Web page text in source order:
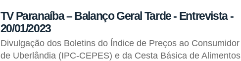
TV Paranaíba – Balanço Geral Tarde - Entrevista -
20/01/2023
Divulgação dos Boletins do Índice de Preços ao Consumidor
de Uberlândia (IPC-CEPES) e da Cesta Básica de Alimentos